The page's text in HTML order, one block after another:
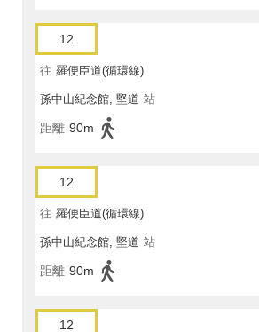
12
往 羅便臣道(循環線)
孫中山紀念館, 堅道 站
距離 90m
12
往 羅便臣道(循環線)
孫中山紀念館, 堅道 站
距離 90m
12